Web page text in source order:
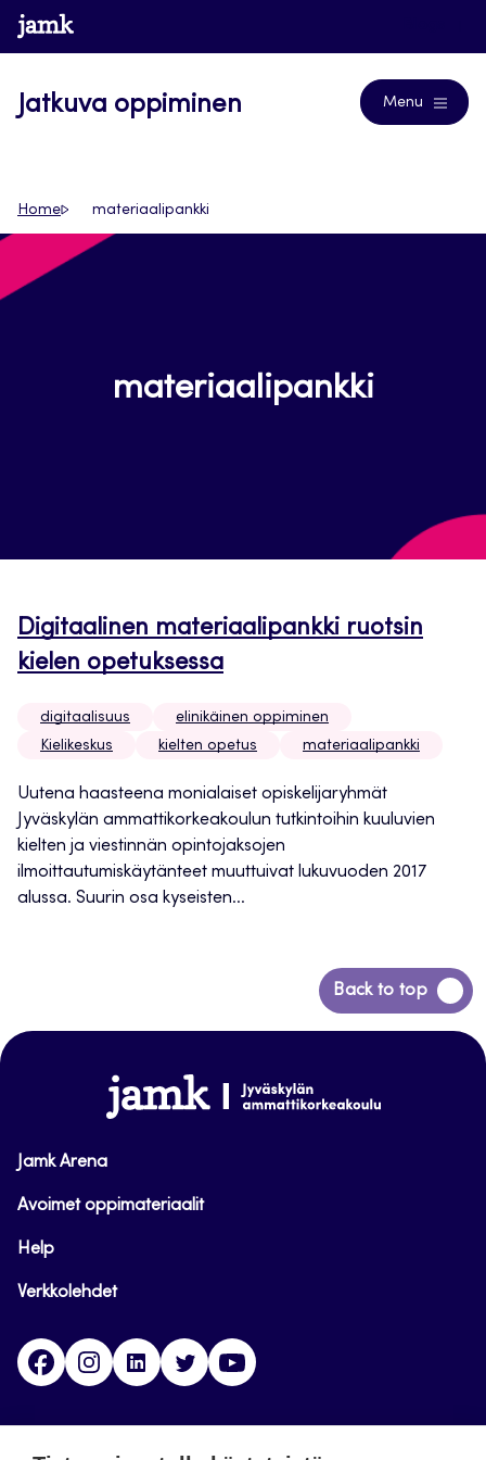
Siirry
suoraan
www.jamk.fi
Jatkuva oppiminen Menu
Home materiaalipankki
materiaalipankki
Digitaalinen materiaalipankki ruotsin
kielen opetuksessa
digitaalisuus
elinikäinen oppiminen
Kielikeskus
kielten opetus materiaalipankki
Uutena haasteena monialaiset opiskelijaryhmät
Jyväskylän ammattikorkeakoulun tutkintoihin kuuluvien
kielten ja viestinnän opintojaksojen
ilmoittautumiskäytänteet muuttuivat lukuvuoden 2017
alussa. Suurin osa kyseisten...
Back to top
Siirry
takaisin
www.jamk.fi
Jamk Arena
Avoimet oppimateriaalit
Help
Verkkolehdet
FacebookInstagramLinkedinTwitter